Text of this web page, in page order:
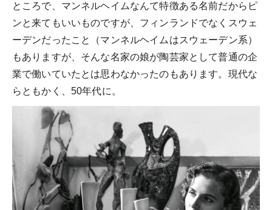
ところで、マンネルヘイムなんて特徴ある名前だからピ
ンと来てもいいものですが、フィンランドでなくスウェ
ーデンだったこと（マンネルヘイムはスウェーデン系）
もありますが、そんな名家の娘が陶芸家として普通の企
業で働いていたとは思わなかったのもあります。現代な
らともかく、50年代に。